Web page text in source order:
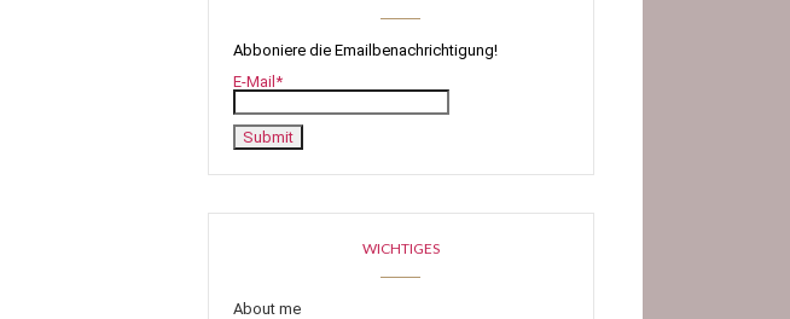
Abboniere die Emailbenachrichtigung!
E-Mail*
WICHTIGES
About me